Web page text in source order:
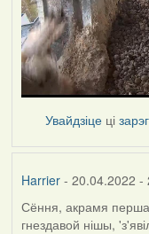
Увайдзіце ці
Harrier- 20.04.2022 -
Сёння, акрамя
гнездавой нішы,